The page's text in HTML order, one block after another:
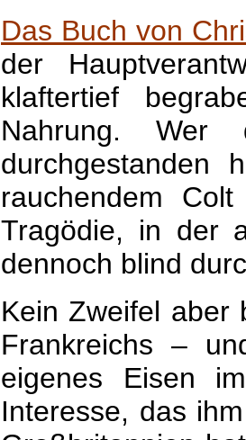
Das Buch von
der
klaftertief
Nahrung.
durchgestanden
rauchendem
Tragödie, in der
dennoch blind
Kein Zweifel aber
Frankreichs –
eigenes Eisen
Interesse, das